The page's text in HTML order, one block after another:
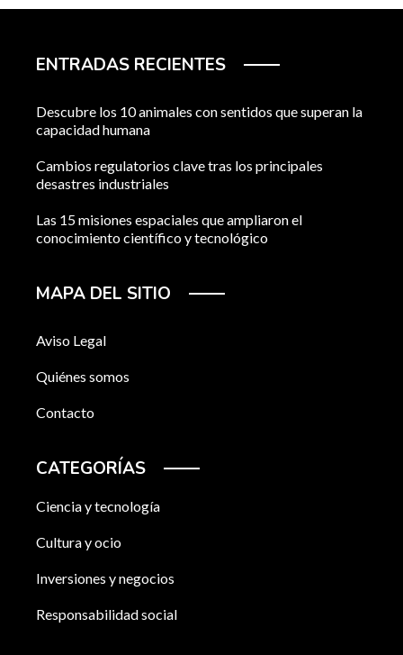
ENTRADAS RECIENTES
Descubre los 10 animales con sentidos que superan la
capacidad humana
Cambios regulatorios clave tras los principales
desastres industriales
Las 15 misiones espaciales que ampliaron el
conocimiento científico y tecnológico
MAPA DEL SITIO
Aviso Legal
Quiénes somos
Contacto
CATEGORÍAS
Ciencia y tecnología
Cultura y ocio
Inversiones y negocios
Responsabilidad social